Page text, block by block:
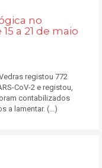
no
a 21 de maio
registou 772
CoV-2 e registou,
contabilizados
a lamentar. (...)